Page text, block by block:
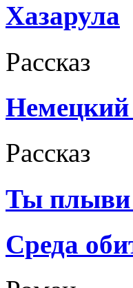
Хазарула
Рассказ
Рассказ
Ты плыви
Среда